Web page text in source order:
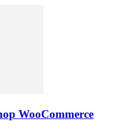
WooCommerce